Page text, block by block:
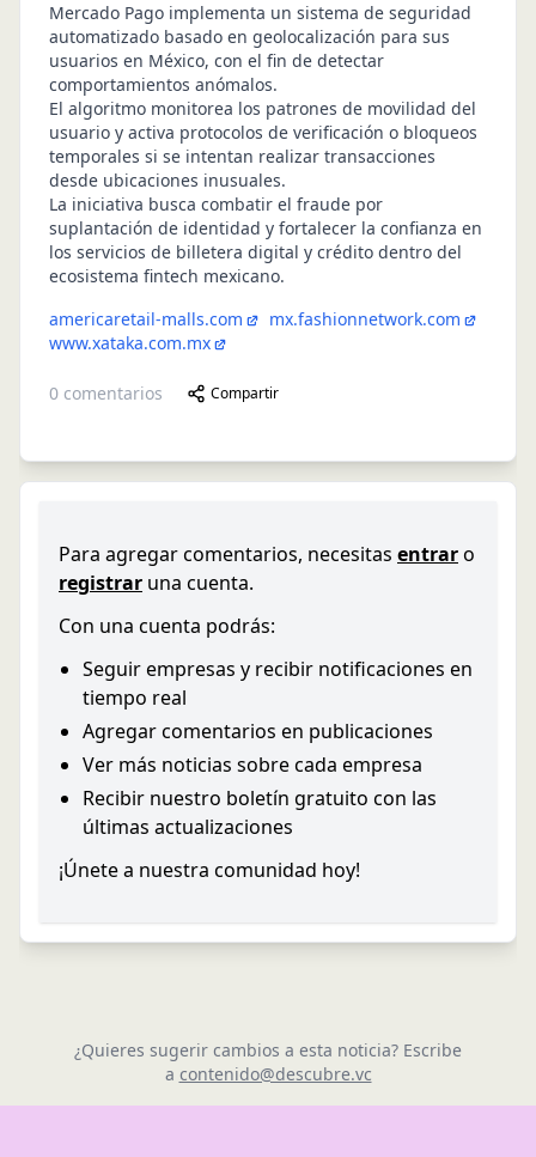
Mercado Pago implementa un sistema de seguridad
automatizado basado en geolocalización para sus
usuarios en México, con el fin de detectar
comportamientos anómalos.
El algoritmo monitorea los patrones de movilidad del
usuario y activa protocolos de verificación o bloqueos
temporales si se intentan realizar transacciones
desde ubicaciones inusuales.
La iniciativa busca combatir el fraude por
suplantación de identidad y fortalecer la confianza en
los servicios de billetera digital y crédito dentro del
ecosistema fintech mexicano.
americaretail-malls.com
mx.fashionnetwork.com
www.xataka.com.mx
0 comentarios Compartir
Para agregar comentarios, necesitas entraro
registrar una cuenta.
Con una cuenta podrás:
Seguir empresas y recibir notificaciones en
tiempo real
Agregar comentarios en publicaciones
Ver más noticias sobre cada empresa
Recibir nuestro boletín gratuito con las
últimas actualizaciones
¡Únete a nuestra comunidad hoy!
¿Quieres sugerir cambios a esta noticia? Escribe
a contenido@descubre.vc